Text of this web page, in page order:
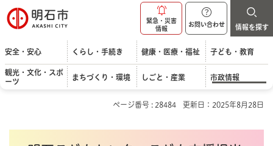
明石市
緊急・災害
情報
お問い合わせ 情報を探す
安全・安心 くらし・手続き 健康・医療・福祉 子ども・教育
観光・文化・スポ
ーツ
まちづくり・環境 しごと・産業 市政情報
ページ番号 : 28484 更新日：2025年8月28日